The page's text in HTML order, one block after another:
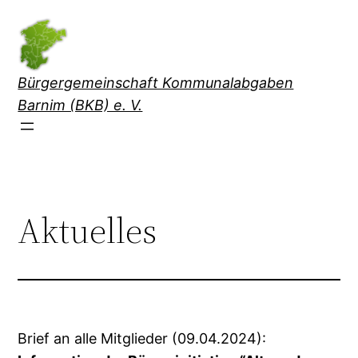
zum
Inhalt
wechseln
Bürgergemeinschaft Kommunalabgaben
Barnim (BKB) e. V.
Aktuelles
Brief an alle Mitglieder (09.04.2024):